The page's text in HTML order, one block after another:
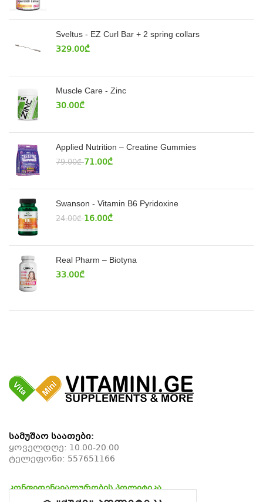
Sveltus - EZ Curl Bar + 2 spring collars
329.00₾
Muscle Care - Zinc
30.00₾
Applied Nutrition – Creatine Gummies
79.00₾ 71.00₾
Swanson - Vitamin B6 Pyridoxine
24.00₾ 16.00₾
Real Pharm – Biotyna
33.00₾
სამუშაო საათები:
ყოველდღე: 10.00-20.00
ტელეფონი: 557651166
კონფიდენციალურობის პოლიტიკა